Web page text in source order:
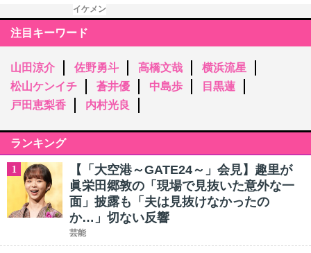
イケメン
注目キーワード
山田涼介 佐野勇斗 高橋文哉
横浜流星
松山ケンイチ
蒼井優 中島歩
目黒蓮
戸田恵梨香
内村光良
ランキング
1
【「大空港～GATE24～」会見】趣里が
眞栄田郷敦の「現場で見抜いた意外な一
面」披露も「夫は見抜けなかったの
か…」切ない反響
芸能